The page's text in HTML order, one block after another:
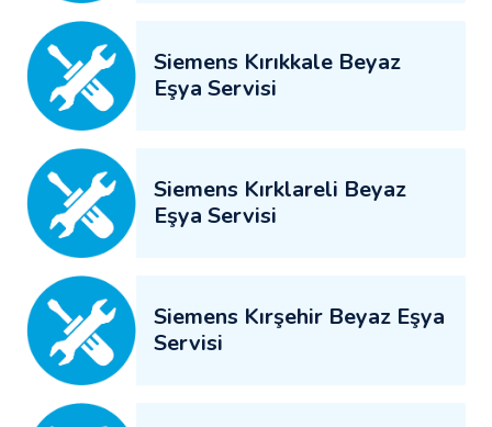
Siemens Kırıkkale Beyaz
Eşya Servisi
Siemens Kırklareli Beyaz
Eşya Servisi
Siemens Kırşehir Beyaz Eşya
Servisi